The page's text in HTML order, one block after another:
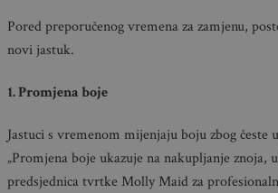
Pored preporučenog vremena za zamjenu,
novi jastuk.
1. Promjena boje
Jastuci s vremenom mijenjaju boju zbog česte
„Promjena boje ukazuje na nakupljanje
predsjednica tvrtke Molly Maid za